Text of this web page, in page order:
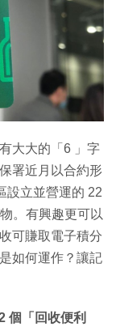
大大的「6 」字
署近月以合約形
設立並營運的 22
。有興趣更可以
可賺取電子積分
如何運作？讓記
個「回收便利